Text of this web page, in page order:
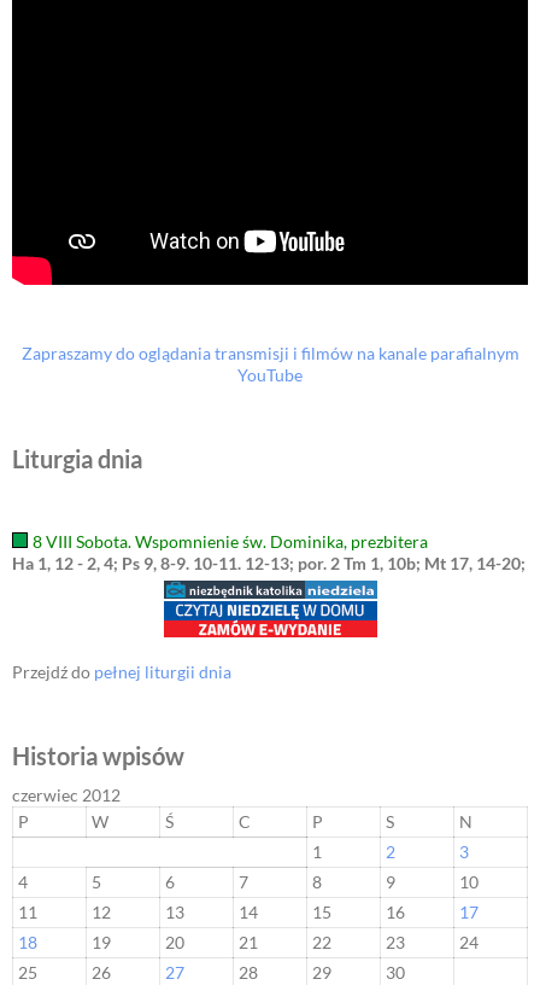
Zapraszamy do oglądania transmisji i filmów na kanale parafialnym
YouTube
Liturgia dnia
8 VIII Sobota. Wspomnienie św. Dominika, prezbitera
Ha 1, 12 - 2, 4; Ps 9, 8-9. 10-11. 12-13; por. 2 Tm 1, 10b; Mt 17, 14-20;
Przejdź do pełnej liturgii dnia
Historia wpisów
czerwiec 2012
P
W Ś C P S
N
1
2
3
4
5 6 7 8 9
10
11
12 13 14 15 16
17
18
19 20 21 22 23
24
25
26 27 28 29 30